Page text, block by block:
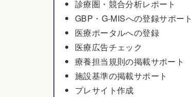
診療圏・競合分析レポート
GBP・G-MISへの登録サポート
医療ポータルへの登録
医療広告チェック
療養担当規則の掲載サポート
施設基準の掲載サポート
プレサイト作成